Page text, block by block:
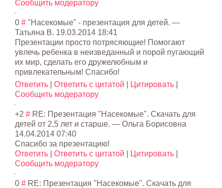
Сообщить модератору
0 # "Насекомые" - презентация для детей. —
Татьяна В. 19.03.2014 18:41
Презентации просто потрясяющие! Помогают
увлечь ребенка в неизведанный и порой пугающий
их мир, сделать его дружелюбным и
привлекательным! Спасибо!
Ответить
Ответить с цитатой Цитировать
Сообщить модератору
+2 # RE: Презентация "Насекомые". Скачать для
детей от 2,5 лет и старше. — Ольга Борисовна
14.04.2014 07:40
Спасибо за презентацию!
Ответить
Ответить с цитатой Цитировать
Сообщить модератору
0 # RE: Презентация "Насекомые". Скачать для